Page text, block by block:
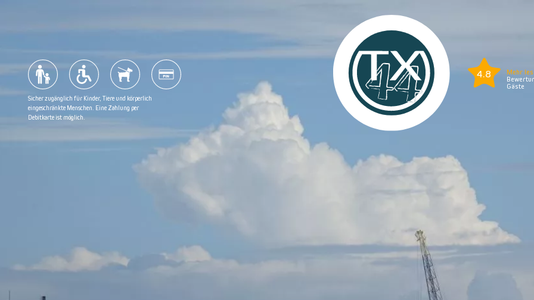
4.8
Mehr
Gäste
Sicher zugänglich für Kinder, Tiere und körperlich
eingeschränkte Menschen. Eine Zahlung per
Debitkarte ist möglich.
Sommerabendkreuzfahrt
Segelroute
Häufig gestellte Fragen
Möchten Sie Ihre Erfahrungen auf Google teilen?